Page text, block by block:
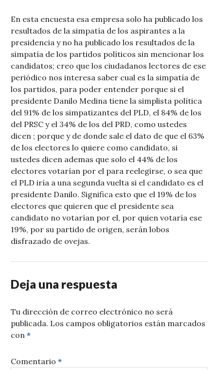
En esta encuesta esa empresa solo ha publicado los
resultados de la simpatía de los aspirantes a la
presidencia y no ha publicado los resultados de la
simpatía de los partidos políticos sin mencionar los
candidatos; creo que los ciudadanos lectores de ese
periódico nos interesa saber cual es la simpatía de
los partidos, para poder entender porque si el
presidente Danilo Medina tiene la simplista política
del 91% de los simpatizantes del PLD, el 84% de los
del PRSC y el 34% de los del PRD, como ustedes
dicen ; porque y de donde sale el dato de que el 63%
de los electores lo quiere como candidato, si
ustedes dicen ademas que solo el 44% de los
electores votarían por el para reelegirse, o sea que
el PLD iría a una segunda vuelta si el candidato es el
presidente Danilo. Significa esto que el 19% de los
electores que quieren que el presidente sea
candidato no votarían por el, por quien votaría ese
19%, por su partido de origen, serán lobos
disfrazado de ovejas.
Deja una respuesta
Tu dirección de correo electrónico no será
publicada. Los campos obligatorios están marcados
con*
Comentario*